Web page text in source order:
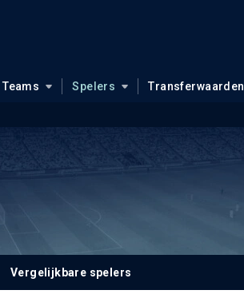
Teams Spelers Transferwaarden
Vergelijkbare spelers